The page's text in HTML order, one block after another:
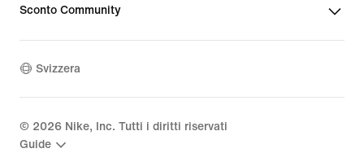
Sconto Community
Svizzera
© 2026 Nike, Inc. Tutti i diritti riservati
Guide